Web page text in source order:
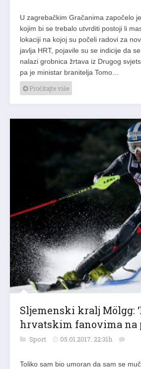
U zagrebačkim Gračanima započelo
kojim bi se trebalo utvrditi postoji li
lokaciji na kojoj su počeli radovi za
javlja HRT, pojavile su se indicije da
nalazi grobnica žrtava iz Drugog
pa je ministar branitelja Tomo…
Pročitajte više
Sljemenski kralj Mölgg:
hrvatskim fanovima na
Sport 05.01.2017. 22:31h
Toliko sam bio umoran da sam se